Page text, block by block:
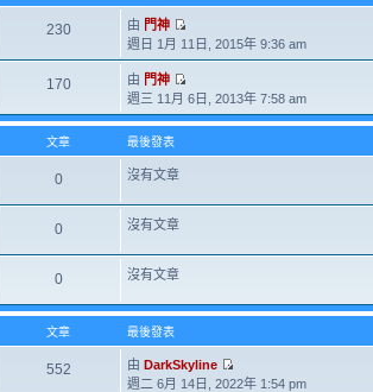
230 由 門神
週日 1月 11日, 2015年 9:36 am
170 由 門神
週三 11月 6日, 2013年 7:58 am
文章 最後發表
0 沒有文章
0 沒有文章
0 沒有文章
文章 最後發表
552 由DarkSkyline
週二 6月 14日, 2022年 1:54 pm